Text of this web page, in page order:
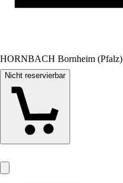
HORNBACH Bornheim (Pfalz)
Nicht reservierbar